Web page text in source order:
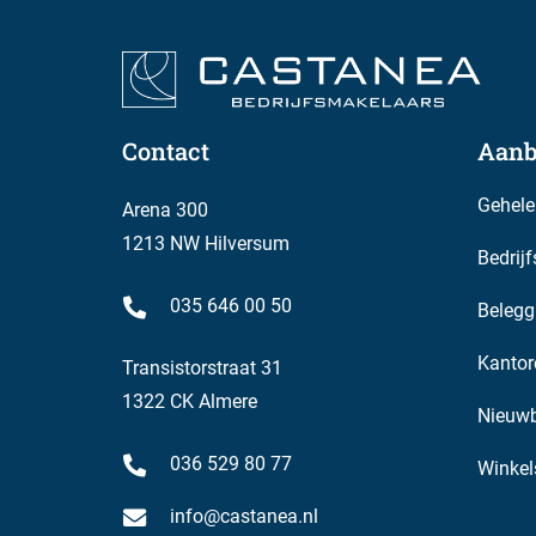
ondergaan.
De op te stellen huurovereenkomst is conform
in 2025 is vastgesteld en zoals gehanteerd
bijbehorende algemene bepalingen.
Bestemming
Het vigerende bestemmingsplan van de
geschikt is voor het gebruik voor detailhandel en
De verhuurder behoudt zich het recht van gunning
Contact
Arena 300
1213 NW Hilversum
035 646 00 50
Transistorstraat 31
1322 CK Almere
036 529 80 77
info@castanea.nl